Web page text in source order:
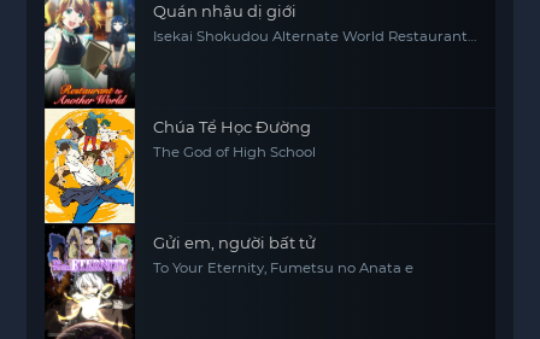
Quán nhậu dị giới
Isekai Shokudou Alternate World Restaurant
Chúa Tể Học Đường
The God of High School
Gửi em, người bất tử
To Your Eternity, Fumetsu no Anata e